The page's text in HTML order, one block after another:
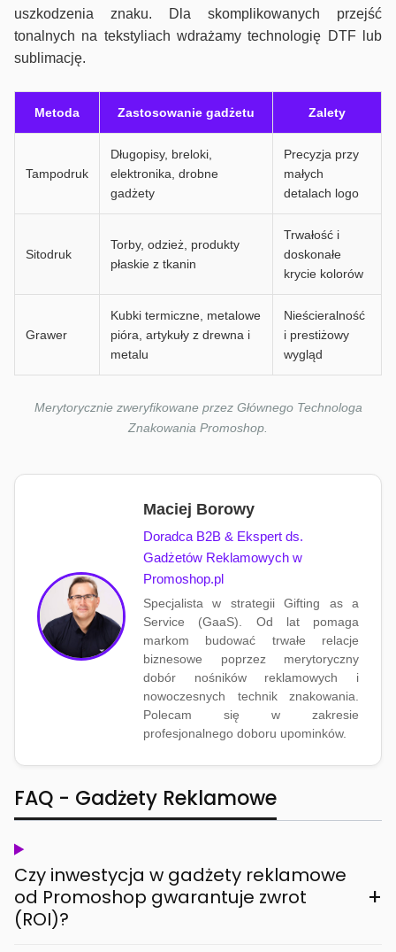
uszkodzenia znaku. Dla skomplikowanych przejść
tonalnych na tekstyliach wdrażamy technologię DTF lub
sublimację.
Metoda Zastosowanie gadżetu Zalety
Tampodruk
Długopisy, breloki,
elektronika, drobne
gadżety
Precyzja przy
małych
detalach logo
Sitodruk
Torby, odzież, produkty
płaskie z tkanin
Trwałość i
doskonałe
krycie kolorów
Grawer
Kubki termiczne, metalowe
pióra, artykuły z drewna i
metalu
Nieścieralność
i prestiżowy
wygląd
Merytorycznie zweryfikowane przez Głównego Technologa
Znakowania Promoshop.
Maciej Borowy
Doradca B2B & Ekspert ds.
Gadżetów Reklamowych w
Promoshop.pl
Specjalista w strategii Gifting as a
Service (GaaS). Od lat pomaga
markom budować trwałe relacje
biznesowe poprzez merytoryczny
dobór nośników reklamowych i
nowoczesnych technik znakowania.
Polecam się w zakresie
profesjonalnego doboru upominków.
FAQ - Gadżety Reklamowe
Czy inwestycja w gadżety reklamowe
od Promoshop gwarantuje zwrot
(ROI)?
+